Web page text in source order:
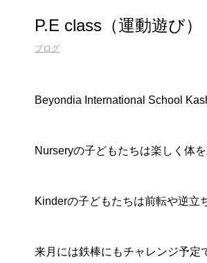
P.E class（運動遊び）
ブログ
Beyondia International School
Nurseryの子どもたちは楽しく体
Kinderの子どもたちは前転や逆立
来月には鉄棒にもチャレンジ予定